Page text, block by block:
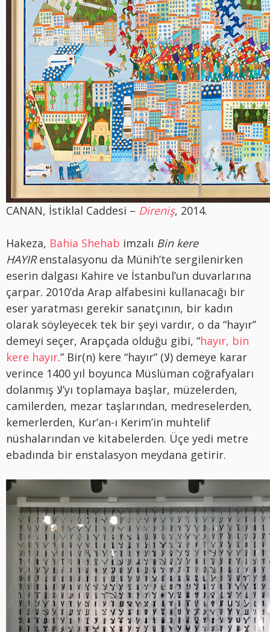
CANAN, İstiklal Caddesi – Direniş, 2014.
Hakeza, Bahia Shehab imzalı Bin kere
HAYIRenstalasyonu da Münih’te sergilenirken
eserin dalgası Kahire ve İstanbul’un duvarlarına
çarpar. 2010’da Arap alfabesini kullanacağı bir
eser yaratması gerekir sanatçının, bir kadın
olarak söyleyecek tek bir şeyi vardır, o da “hayır”
demeyi seçer, Arapçada olduğu gibi, “hayır, bin
kere hayır.” Bir(n) kere “hayır” (لا) demeye karar
verince 1400 yıl boyunca Müslüman coğrafyaları
dolanmış لا’yı toplamaya başlar, müzelerden,
camilerden, mezar taşlarından, medreselerden,
kemerlerden, Kur’an-ı Kerim’in muhtelif
nüshalarından ve kitabelerden. Üçe yedi metre
ebadında bir enstalasyon meydana getirir.